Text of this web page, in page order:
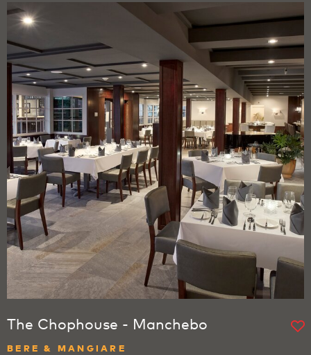
The Chophouse - Manchebo
BERE & MANGIARE